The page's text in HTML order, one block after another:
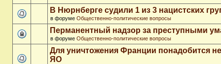
В Нюрнберге судили 1 из 3 нацистских
в форуме Общественно-политические вопросы
Перманентный надзор за преступными
в форуме Общественно-политические вопросы
Для уничтожения Франции понадобится
ЯО